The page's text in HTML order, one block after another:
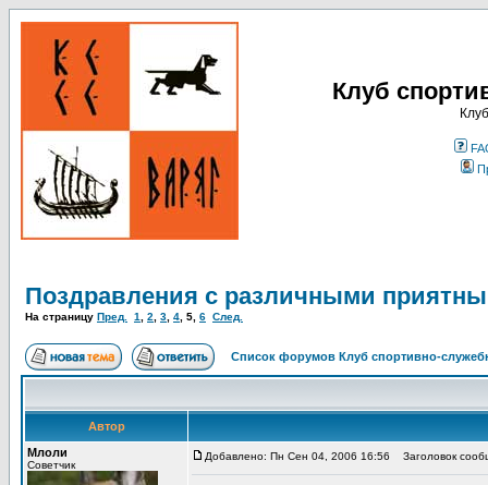
Клуб
Поздравления с различными
На страницу Пред. 1 2 3 4 5 6 След.
Список форумов Клуб спортивно-
Автор
Млоли
Советчик
Добавлено: Пн Сен 04, 2006 16:56 Заголовок